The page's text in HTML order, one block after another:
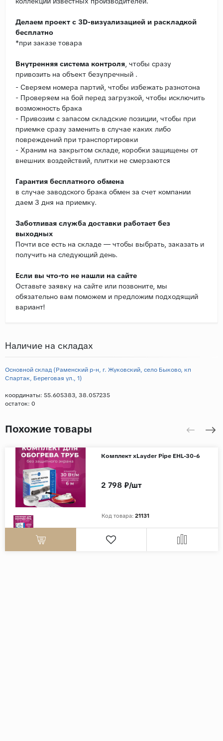
Делаем проект с 3D-визуализацией и раскладкой
бесплатно
*при заказе товара
Внутренняя система контроля, чтобы сразу
привозить на объект безупречный .
- Сверяем номера партий, чтобы избежать разнотона
- Проверяем на бой перед загрузкой, чтобы исключить
возможность брака
- Привозим с запасом складские позиции, чтобы при
приемке сразу заменить в случае каких либо
повреждений при транспортировки
- Храним на закрытом складе, коробки защищены от
внешних воздействий, плитки не смерзаются
Гарантия бесплатного обмена
в случае заводского брака обмен за счет компании
даем 3 дня на приемку.
Заботливая служба доставки работает без
выходных
Почти все есть на складе — чтобы выбрать, заказать и
получить на следующий день.
Если вы что-то не нашли на сайте
Оставьте заявку на сайте или позвоните, мы
обязательно вам поможем и предложим подходящий
вариант!
Наличие на складах
Основной склад (Раменский р-н, г. Жуковский, село Быково, кп
Спартак, Береговая ул., 1)
координаты: 55.605383, 38.057235
остаток: 0
Похожие товары
Комплект xLayder Pipe EHL-30-6
Код товара: 21131
2 798 ₽/шт